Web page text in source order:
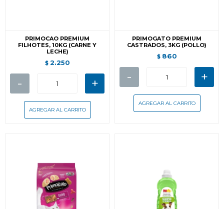
PRIMOCAO PREMIUM
FILHOTES, 10KG (CARNE Y
LECHE)
$ 2.250
- +
PRIMOGATO PREMIUM
CASTRADOS, 3KG (POLLO)
$ 860
- +